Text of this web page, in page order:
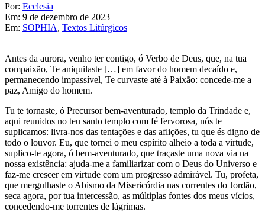
Por: Ecclesia
Em: 9 de dezembro de 2023
Em: SOPHIA, Textos Litúrgicos
Antes da aurora, venho ter contigo, ó Verbo de Deus, que, na tua
compaixão, Te aniquilaste […] em favor do homem decaído e,
permanecendo impassível, Te curvaste até à Paixão: concede-me a
paz, Amigo do homem.
Tu te tornaste, ó Precursor bem-aventurado, templo da Trindade e,
aqui reunidos no teu santo templo com fé fervorosa, nós te
suplicamos: livra-nos das tentações e das aflições, tu que és digno de
todo o louvor. Eu, que tornei o meu espírito alheio a toda a virtude,
suplico-te agora, ó bem-aventurado, que traçaste uma nova via na
nossa existência: ajuda-me a familiarizar com o Deus do Universo e
faz-me crescer em virtude com um progresso admirável. Tu, profeta,
que mergulhaste o Abismo da Misericórdia nas correntes do Jordão,
seca agora, por tua intercessão, as múltiplas fontes dos meus vícios,
concedendo-me torrentes de lágrimas.